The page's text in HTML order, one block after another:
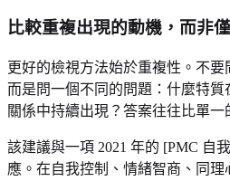
比較重複出現的動機，而非
更好的檢視方法始於重複性。不要
而是問一個不同的問題：什麼特
關係中持續出現？答案往往比單一
該建議與一項 2021 年的 [PMC 自
應。在自我控制、情緒智商、同